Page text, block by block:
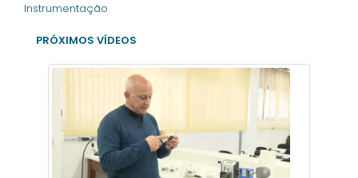
Instrumentação
PRÓXIMOS VÍDEOS